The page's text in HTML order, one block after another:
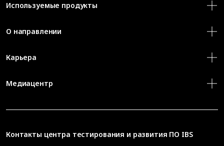
Контакты центра тестирования и развития ПО IBS
Используемые продукты
О направлении
Карьера
Медиацентр